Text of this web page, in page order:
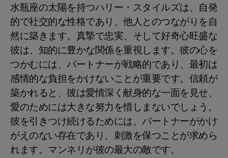
水瓶座の太陽を持つハリー・スタイルズは、自発
的で社交的な性格であり、他人とのつながりを自
然に築きます。真摯で忠実、そして好奇心旺盛な
彼は、知的に豊かな関係を重視します。彼の心を
つかむには、パートナーが戦略的であり、最初は
感情的な負担をかけないことが重要です。信頼が
築かれると、彼は愛情深く献身的な一面を見せ、
愛のためには大きな努力を惜しまないでしょう。
彼を引きつけ続けるためには、パートナーがかけ
がえのない存在であり、刺激を保つことが求めら
れます。マンネリが彼の最大の敵です。